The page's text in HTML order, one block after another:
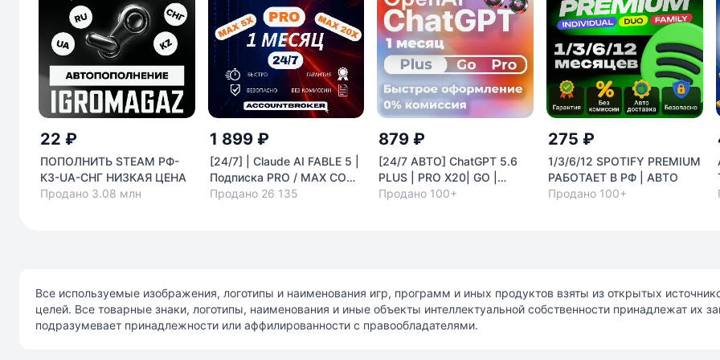
22 ₽
ПОПОЛНИТЬ STEAM РФ-
КЗ-UA-СНГ НИЗКАЯ ЦЕНА
Продано 3.08 млн
1 899 ₽
[24/7] | Claude AI FABLE 5 |
Подписка PRO / MAX CODE
| НА ВАШ АККАУНТ | 1 МЕС
Продано 26 135
879 ₽
[24/7 АВТО] ChatGPT 5.6
PLUS | PRO X20| GO |
CODEX 1 М ПОДПИСКА /
Продано 100+
275 ₽
1/3/6/12 SPOTIFY PREMIUM
РАБОТАЕТ В РФ | АВТО
Продано 100+
Все используемые изображения, логотипы и наименования игр, программ и иных продуктов взяты из открытых
целей. Все товарные знаки, логотипы, наименования и иные объекты интеллектуальной собственности принадлежат их
подразумевает принадлежности или аффилированности с правообладателями.